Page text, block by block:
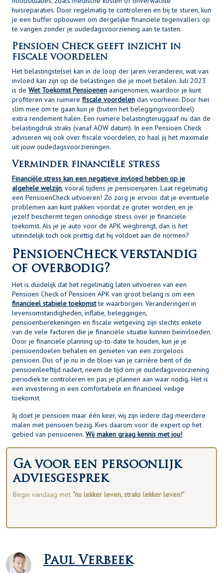
huisreparaties. Door regelmatig te controleren en bij te sturen, kun
je een buffer opbouwen om dergelijke financiële tegenvallers op
te vangen zonder je oudedagsvoorziening aan te tasten.
Pensioen Check geeft inzicht in
fiscale voordelen
Het belastingstelsel kan in de loop der jaren veranderen, wat van
invloed kan zijn op de belastingen die je moet betalen. Juli 2023
is de Wet Toekomst Pensioenen aangenomen, waardoor je kunt
profiteren van ruimere fiscale voordelen dan voorheen. Door hier
slim mee om te gaan kun je (buiten het beleggingsvoordeel)
extra rendement halen. Een ruimere belastingteruggaaf nu dan de
belastingdruk straks (vanaf AOW datum). In een Pensioen Check
adviseren wij ook over fiscale voordelen, zo haal jij het maximale
uit jouw oudedagsvoorzieningen.
Verminder financiële stress
Financiële stress kan een negatieve invloed hebben op je
algehele welzijn, vooral tijdens je pensioenjaren. Laat regelmatig
een PensioenCheck uitvoeren! Zo zorg je ervoor dat je eventuele
problemen aan kunt pakken voordat ze groter worden, en je
jezelf beschermt tegen onnodige stress over je financiële
toekomst. Als je je auto voor de APK wegbrengt, dan is het
uiteindelijk toch ook prettig dat hij voldoet aan de normen?
PensioenCheck verstandig
of overbodig?
Het is duidelijk dat het regelmatig laten uitvoeren van een
Pensioen Check of Pensioen APK van groot belang is om een
financieel stabiele toekomstte waarborgen. Veranderingen in
levensomstandigheden, inflatie, beleggingen,
pensioenberekeningen en fiscale wetgeving zijn slechts enkele
van de vele factoren die je financiële situatie kunnen beïnvloeden.
Door je financiële planning up-to-date te houden, kun je je
pensioendoelen behalen en genieten van een zorgeloos
pensioen. Dus of je nu in de bloei van je carrière bent of de
pensioenleeftijd nadert, neem de tijd om je oudedagsvoorziening
periodiek te controleren en pas je plannen aan waar nodig. Het is
een investering in een comfortabele en financieel veilige
toekomst.
Jij doet je pensioen maar één keer, wij zijn iedere dag meerdere
malen met pensioen bezig. Kies daarom voor de expert op het
gebied van pensioenen. Wij maken graag kennis met jou!
Ga voor een persoonlijk
adviesgesprek
Begin vandaag met “nu lekker leven, straks lekker leven!”
Paul Verbeek